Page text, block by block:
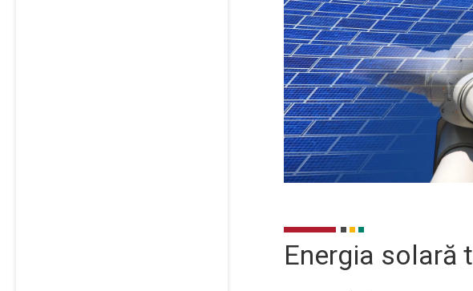
Energia solară